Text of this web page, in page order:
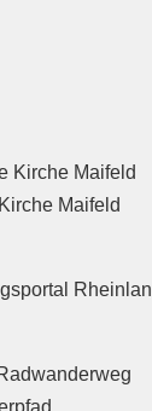
Kirche Maifeld
Maifeld